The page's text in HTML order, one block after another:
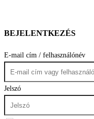
BEJELENTKEZÉS
E-mail cím / felhasználónév
Jelszó